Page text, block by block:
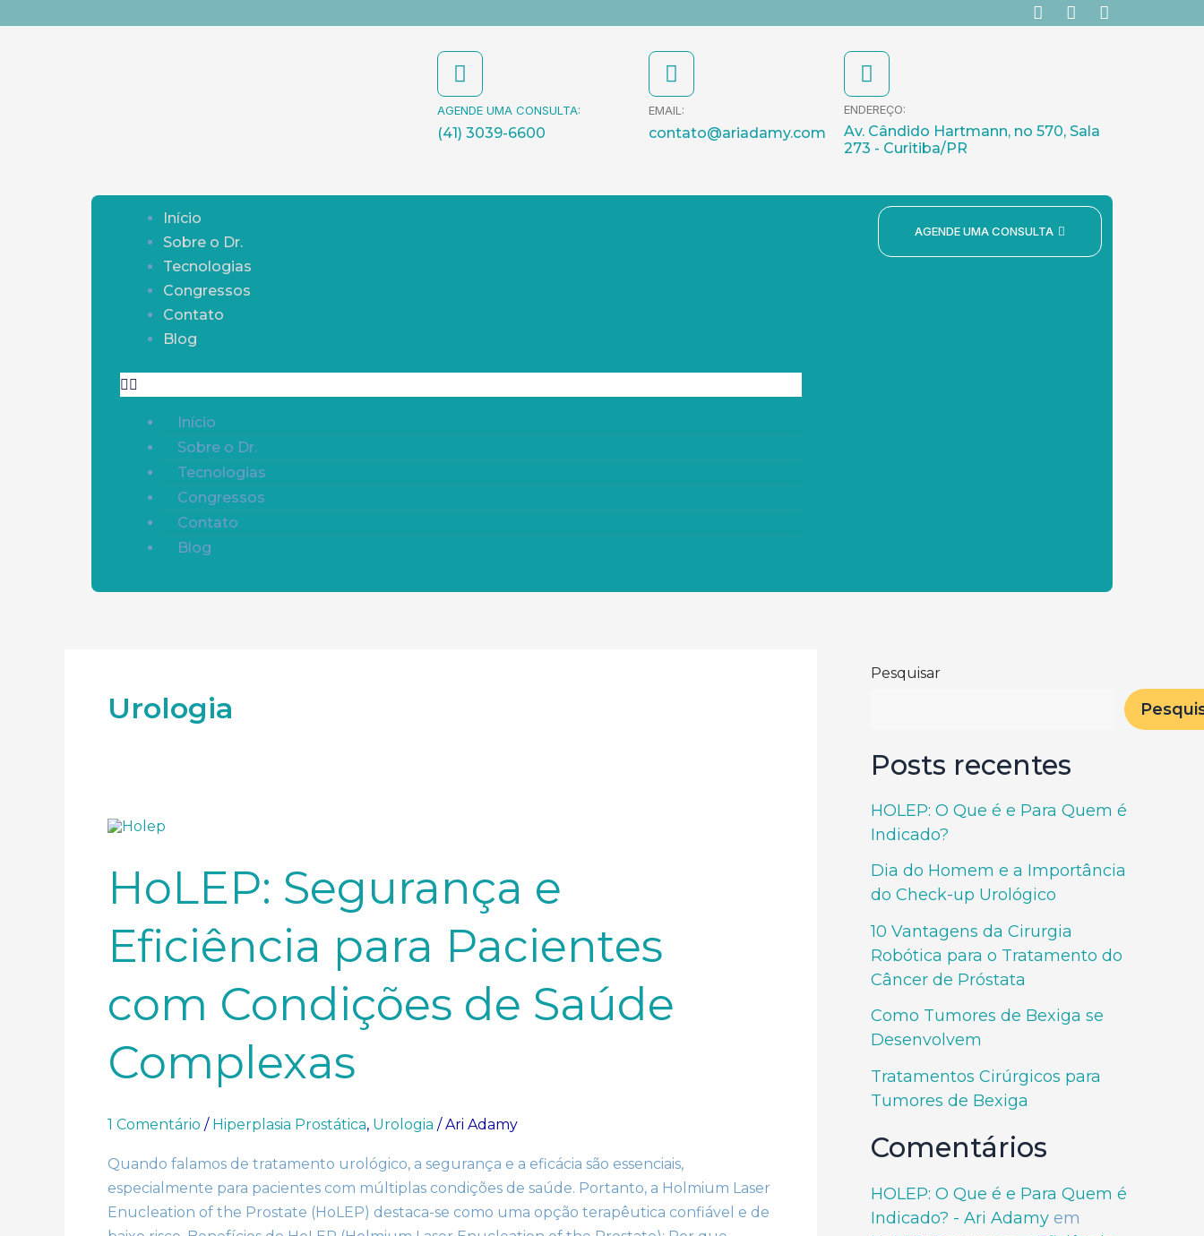
para
I
n
a
L
i
n
F
a
AGENDE UMA CONSULTA:
(41) 3039-6600
EMAIL:
contato@ariadamy.com
ENDEREÇO:
Av. Cândido Hartmann, no 570, Sala
273 - Curitiba/PR
Início
Sobre o Dr.
Tecnologias
Congressos
Contato
Blog
Menu
Início
Sobre o Dr.
Tecnologias
Congressos
Contato
Blog
AGENDE UMA CONSULTA
Urologia
HoLEP: Segurança e
Eficiência para Pacientes
com Condições de Saúde
Complexas
1 Comentário / Hiperplasia Prostática, Urologia /Ari Adamy
Quando falamos de tratamento urológico, a segurança e a eficácia são essenciais,
especialmente para pacientes com múltiplas condições de saúde. Portanto, a Holmium Laser
Enucleation of the Prostate (HoLEP) destaca-se como uma opção terapêutica confiável e de
HoLEP:
Segurança
Pacientes
Condições
de
Saúde
Pesquisar
Posts recentes
HOLEP: O Que é e Para Quem é
Indicado?
Dia do Homem e a Importância
do Check-up Urológico
10 Vantagens da Cirurgia
Robótica para o Tratamento do
Câncer de Próstata
Como Tumores de Bexiga se
Desenvolvem
Tratamentos Cirúrgicos para
Tumores de Bexiga
Comentários
HOLEP: O Que é e Para Quem é
Indicado? - Ari Adamy em